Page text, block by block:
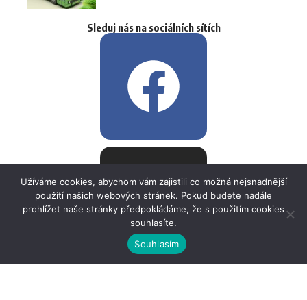
Sleduj nás na sociálních sítích
Užíváme cookies, abychom vám zajistili co možná nejsnadnější
použití našich webových stránek. Pokud budete nadále
prohlížet naše stránky předpokládáme, že s použitím cookies
souhlasíte.
Souhlasím